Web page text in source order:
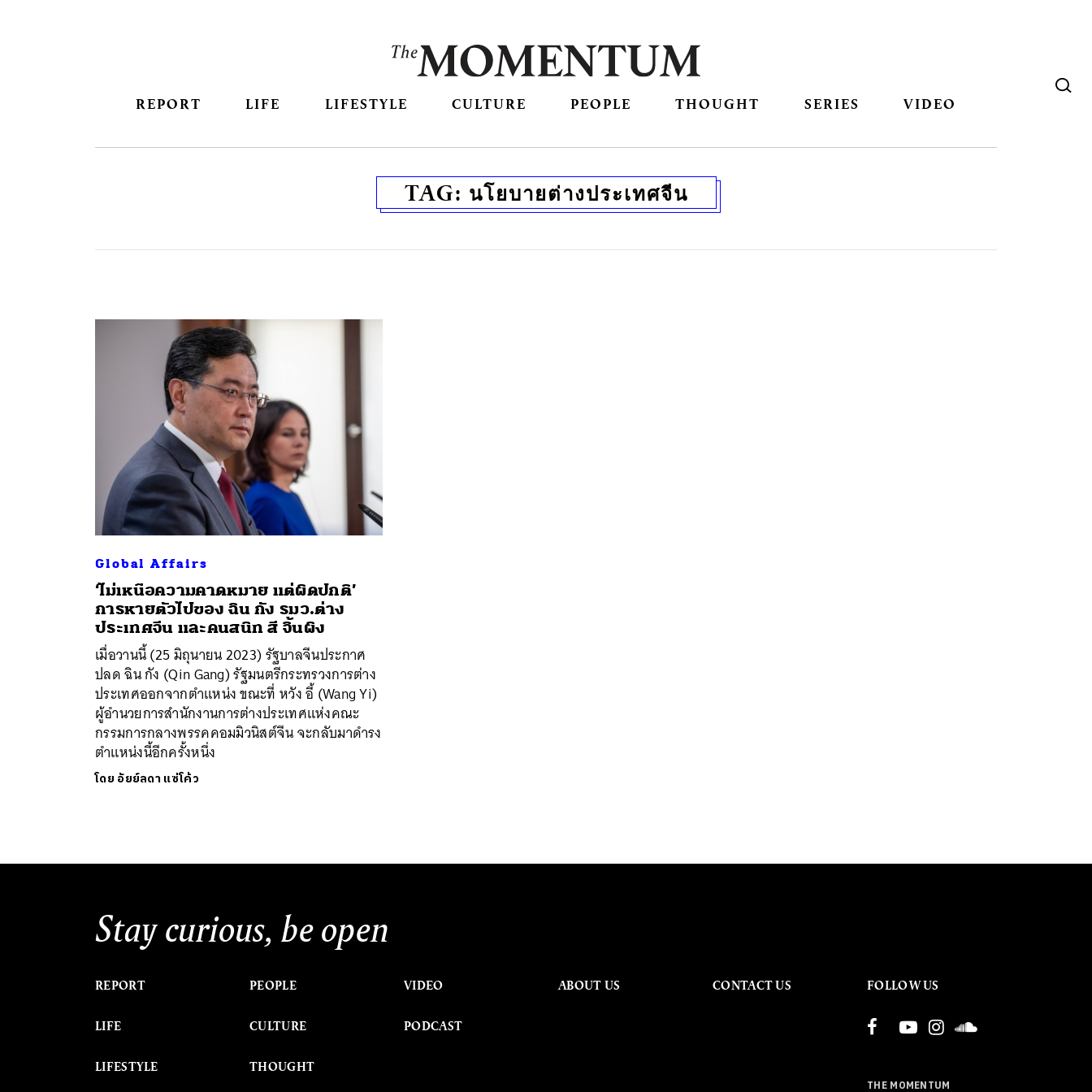
REPORT LIFE LIFESTYLE CULTURE PEOPLE THOUGHT SERIES VIDEO
TAG: นโยบายต่างประเทศจีน
Global Affairs
‘ไม่เหนือความคาดหมาย แต่ผิดปกติ’
การหายตัวไปของ ฉิน กัง รมว.ต่าง
ประเทศจีน และคนสนิท สี จิ้นผิง
เมื่อวานนี้ (25 มิถุนายน 2023) รัฐบาลจีนประกาศ
ปลด ฉิน กัง (Qin Gang) รัฐมนตรีกระทรวงการต่าง
ประเทศออกจากตำแหน่ง ขณะที่ หวัง อี้ (Wang Yi)
ผู้อำนวยการสำนักงานการต่างประเทศแห่งคณะ
กรรมการกลางพรรคคอมมิวนิสต์จีน จะกลับมาดำรง
ตำแหน่งนี้อีกครั้งหนึ่ง
โดย อัยย์ลดา แซ่โค้ว
Stay curious, be open
REPORT
LIFE
LIFESTYLE
PEOPLE
CULTURE
THOUGHT
VIDEO
PODCAST
ABOUT US CONTACT US FOLLOW US
THE MOMENTUM